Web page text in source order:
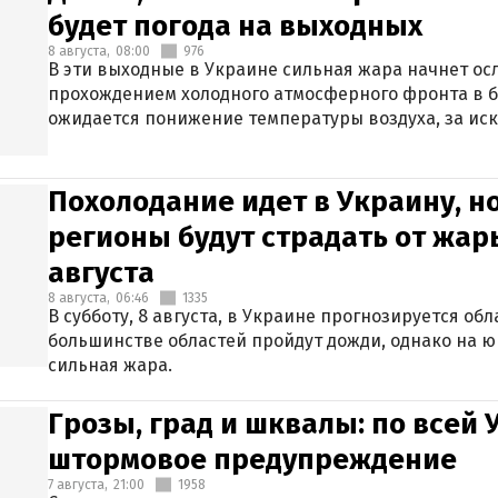
будет погода на выходных
8 августа, 08:00 976
В эти выходные в Украине сильная жара начнет
прохождением холодного атмосферного фронта в
ожидается понижение температуры воздуха, за
Похолодание идет в Украину,
регионы будут страдать от
августа
8 августа, 06:46 1335
В субботу, 8 августа, в Украине прогнозируется
большинстве областей пройдут дожди, однако на
сильная жара.
Грозы, град и шквалы: по всей
штормовое предупреждение
7 августа, 21:00 1958